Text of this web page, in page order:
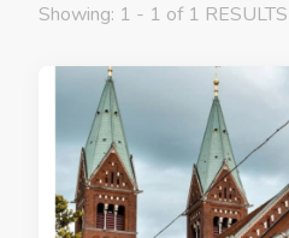
Showing: 1 - 1 of 1 RESULTS